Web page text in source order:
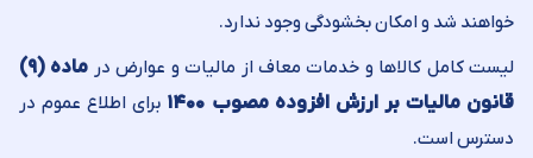
خواهند شد و امکان بخشودگی وجود ندارد.
لیست کامل کالاها و خدمات معاف از مالیات و عوارض در
ماده (۹)
قانون مالیات بر ارزش افزوده مصوب ۱۴۰۰
برای اطلاع عموم در
دسترس است.